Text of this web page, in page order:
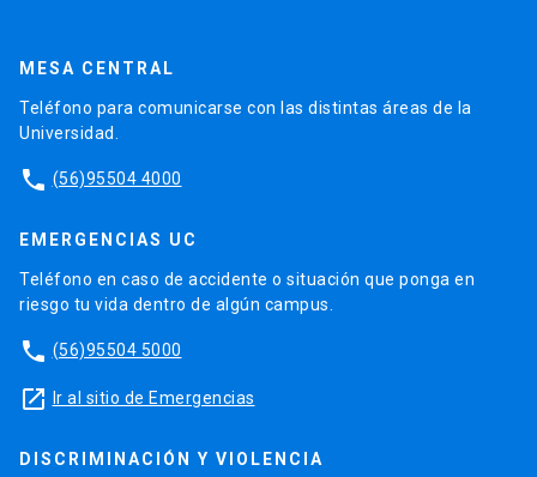
MESA CENTRAL
Teléfono para comunicarse con las distintas áreas de la
Universidad.
phone (56)95504 4000
EMERGENCIAS UC
Teléfono en caso de accidente o situación que ponga en
riesgo tu vida dentro de algún campus.
phone (56)95504 5000
launch Ir al sitio de Emergencias
DISCRIMINACIÓN Y VIOLENCIA